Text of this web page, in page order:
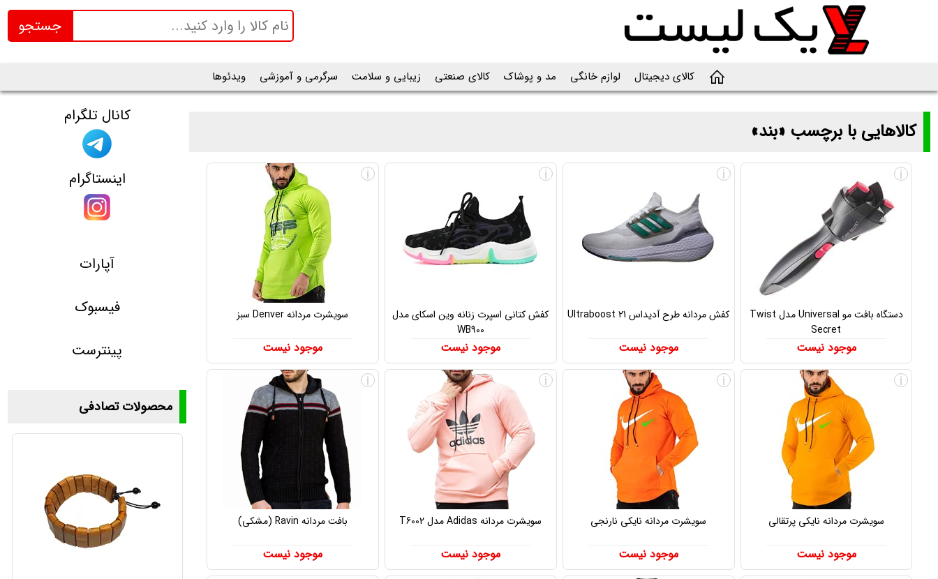
جستجو
کالای دیجیتال لوازم خانگی مد و پوشاک کالای صنعتی زیبایی و سلامت سرگرمی و آموزشی ویدئوها
کالاهایی با برچسب «بند»
لیست و قیمت محصولاتی با برچسب «بند»
دستگاه بافت مو Universal مدل Twist
Secret
موجود نیست
i
کفش مردانه طرح آدیداس 21 Ultraboost
موجود نیست
i
کفش کتانی اسپرت زنانه وین اسکای مدل
WB900
موجود نیست
i
سویشرت مردانه Denver سبز
موجود نیست
i
سویشرت مردانه نایکی پرتقالی
موجود نیست
i
سویشرت مردانه نایکی نارنجی
موجود نیست
i
سویشرت مردانه Adidas مدل T6002
موجود نیست
i
بافت مردانه Ravin (مشکی)
موجود نیست
i
کانال تلگرام
اینستاگرام
آپارات
فیسبوک
پینترست
محصولات تصادفی